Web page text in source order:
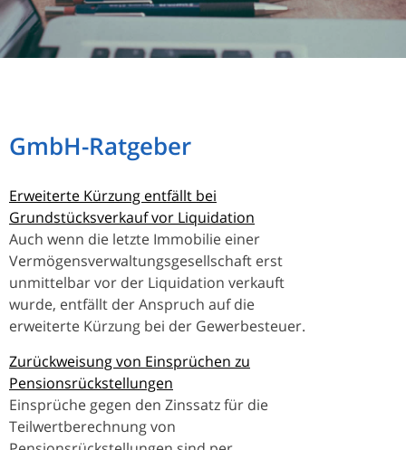
GmbH-Ratgeber
Erweiterte Kürzung entfällt bei
Grundstücksverkauf vor Liquidation
Auch wenn die letzte Immobilie einer
Vermögensverwaltungsgesellschaft erst
unmittelbar vor der Liquidation verkauft
wurde, entfällt der Anspruch auf die
erweiterte Kürzung bei der Gewerbesteuer.
Zurückweisung von Einsprüchen zu
Pensionsrückstellungen
Einsprüche gegen den Zinssatz für die
Teilwertberechnung von